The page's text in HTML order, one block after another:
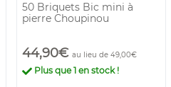
50 Briquets Bic mini à
pierre Choupinou
44,90€ au lieu de 49,00€
Plus que1 en stock !